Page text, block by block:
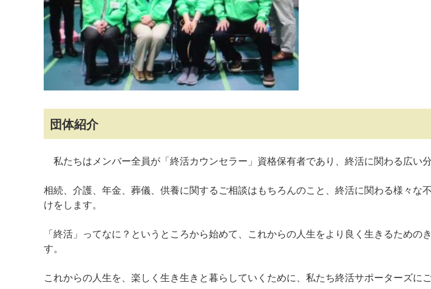
団体紹介
私たちはメンバー全員が「終活カウンセラー」資格保有者であり、終活に関わる広い
相続、介護、年金、葬儀、供養に関するご相談はもちろんのこと、終活に関わる様々な
けをします。
「終活」ってなに？というところから始めて、これからの人生をより良く生きるための
す。
これからの人生を、楽しく生き生きと暮らしていくために、私たち終活サポーターズに